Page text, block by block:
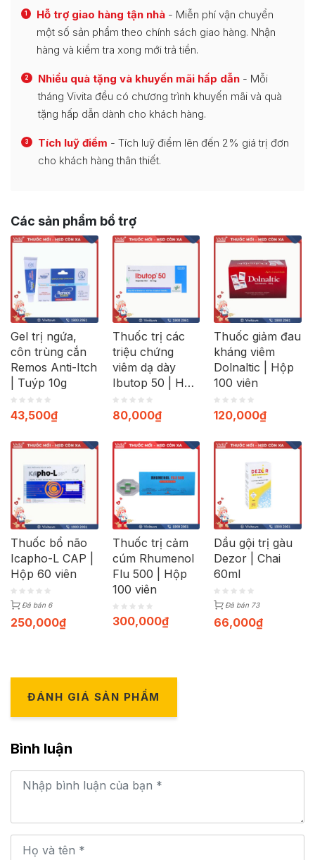
1 Hỗ trợ giao hàng tận nhà - Miễn phí vận chuyển
một số sản phẩm theo chính sách giao hàng. Nhận
hàng và kiểm tra xong mới trả tiền.
2 Nhiều quà tặng và khuyến mãi hấp dẫn - Mỗi
tháng Vivita đều có chương trình khuyến mãi và quà
tặng hấp dẫn dành cho khách hàng.
3 Tích luỹ điểm - Tích luỹ điểm lên đến 2% giá trị đơn
cho khách hàng thân thiết.
Các sản phẩm bổ trợ
Gel trị ngứa,
côn trùng cắn
Remos Anti-Itch
| Tuýp 10g
43,500₫
Thuốc trị các
triệu chứng
viêm dạ dày
Ibutop 50 | Hộp
20 viên
80,000₫
Thuốc giảm đau
kháng viêm
Dolnaltic | Hộp
100 viên
120,000₫
Thuốc bổ não
Icapho-L CAP |
Hộp 60 viên
Đã bán 6
250,000₫
Thuốc trị cảm
cúm Rhumenol
Flu 500 | Hộp
100 viên
300,000₫
Dầu gội trị gàu
Dezor | Chai
60ml
Đã bán 73
66,000₫
ĐÁNH GIÁ SẢN PHẨM
Bình luận